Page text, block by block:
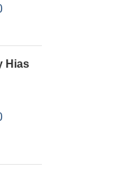
Hias